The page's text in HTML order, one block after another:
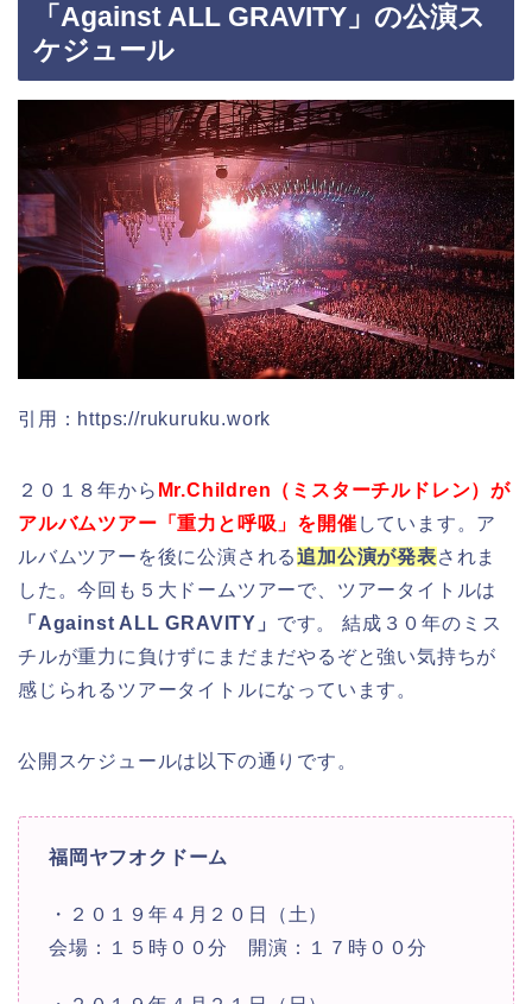
「Against ALL GRAVITY」の公演ス
ケジュール
引用：https://rukuruku.work
２０１８年から Mr.Children（ミスターチルドレン）が
アルバムツアー「重力と呼吸」を開催 しています。ア
ルバムツアーを後に公演される追加公演が発表されま
した。今回も５大ドームツアーで、ツアータイトルは
「Against ALL GRAVITY」 です。 結成３０年のミス
チルが重力に負けずにまだまだやるぞと強い気持ちが
感じられるツアータイトルになっています。
公開スケジュールは以下の通りです。
福岡ヤフオクドーム
・２０１９年４月２０日（土）
会場：１５時００分 開演：１７時００分